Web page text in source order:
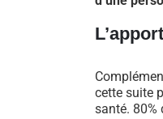
cette suite
santé. 80%